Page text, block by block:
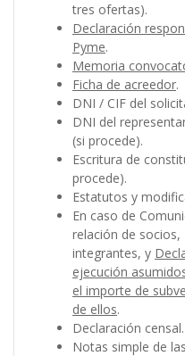
tres ofertas).
Declaración
Pyme.
Memoria
Ficha de acreedor.
DNI / CIF del
DNI del
(si procede).
Escritura de
procede).
Estatutos y
En caso de
relación de
integrantes, y
ejecución
el importe de
de ellos.
Declaración censal.
Notas simple de